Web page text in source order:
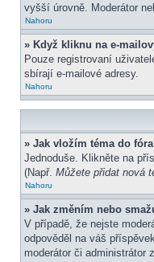
vyšší úrovně. Moderátor
Nahoru
» Když kliknu na e-
Pouze registrovaní
sbírají e-mailové adresy.
Nahoru
» Jak vložím téma do
Jednoduše. Klikněte na
(Např. Můžete přidat nová
Nahoru
» Jak změním nebo
V případě, že nejste
odpověděl na váš
moderátor či administrátor